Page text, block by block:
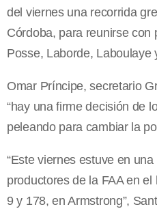
del viernes una recorrida
Córdoba, para reunirse con
Posse, Laborde, Laboulaye
Omar Príncipe, secretario
“hay una firme decisión de
peleando para cambiar la
“Este viernes estuve en
productores de la FAA en
9 y 178, en Armstrong”,